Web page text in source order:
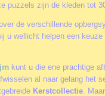
puzzels zijn de kleden tot
de verschillende
u wellicht helpen een
kunt u die ene prachtige
al naar gelang het
Kerstcollectie.